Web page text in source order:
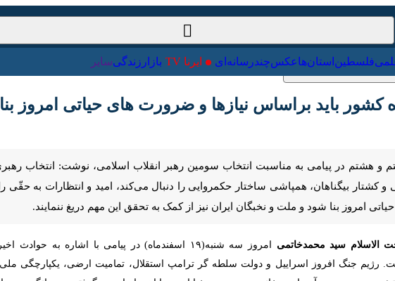
علمی فلسطین استان‌ها عکس چندرسانه‌ای ایرنا TV
باید براساس نیازها و ضرورت های حیاتی امروز بنا شود